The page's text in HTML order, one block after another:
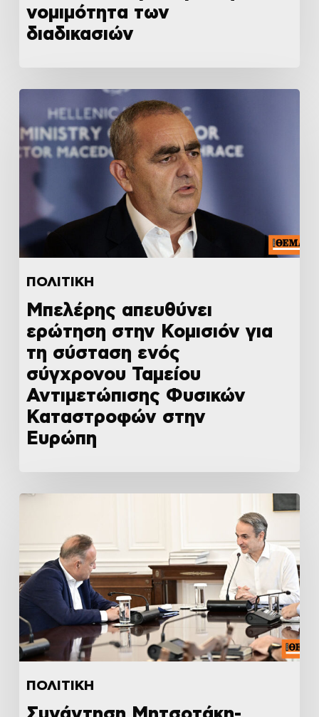
νομιμότητα των
διαδικασιών
ΠΟΛΙΤΙΚΗ
Μπελέρης απευθύνει
ερώτηση στην Κομισιόν για
τη σύσταση ενός
σύγχρονου Ταμείου
Αντιμετώπισης Φυσικών
Καταστροφών στην
Ευρώπη
ΠΟΛΙΤΙΚΗ